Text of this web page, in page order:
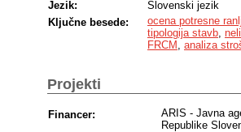
Jezik:
Slovenski jezik
Ključne besede:
ocena potresne
tipologija stavb
FRCM
analiza
Projekti
Financer:
ARIS - Javna
Republike